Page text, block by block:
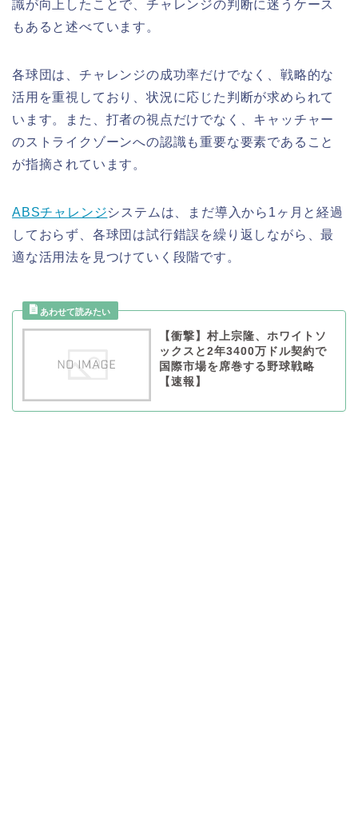
識が向上したことで、チャレンジの判断に迷うケース
もあると述べています。
各球団は、チャレンジの成功率だけでなく、戦略的な
活用を重視しており、状況に応じた判断が求められて
います。また、打者の視点だけでなく、キャッチャー
のストライクゾーンへの認識も重要な要素であること
が指摘されています。
ABSチャレンジシステムは、まだ導入から1ヶ月と経過
しておらず、各球団は試行錯誤を繰り返しながら、最
適な活用法を見つけていく段階です。
【衝撃】村上宗隆、ホワイトソ
ックスと2年3400万ドル契約で
国際市場を席巻する野球戦略
【速報】